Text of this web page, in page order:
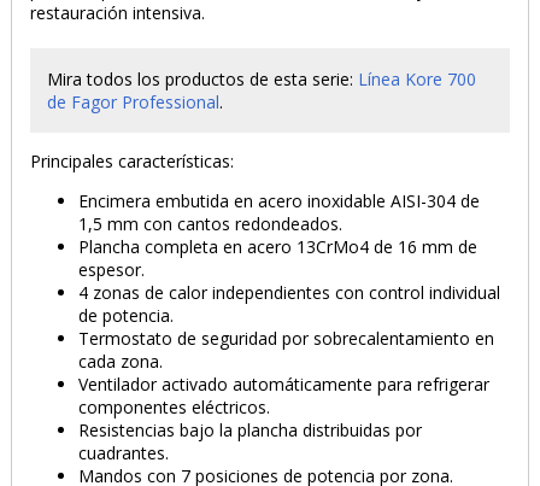
restauración intensiva.
Mira todos los productos de esta serie: Línea Kore 700
de Fagor Professional.
Principales características:
Encimera embutida en acero inoxidable AISI-304 de
1,5 mm con cantos redondeados.
Plancha completa en acero 13CrMo4 de 16 mm de
espesor.
4 zonas de calor independientes con control individual
de potencia.
Termostato de seguridad por sobrecalentamiento en
cada zona.
Ventilador activado automáticamente para refrigerar
componentes eléctricos.
Resistencias bajo la plancha distribuidas por
cuadrantes.
Mandos con 7 posiciones de potencia por zona.